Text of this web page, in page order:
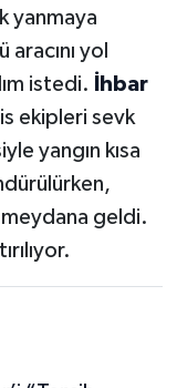
yanmaya
yol
istedi.
İhbar
ekipleri sevk
yangın kısa
geldi.